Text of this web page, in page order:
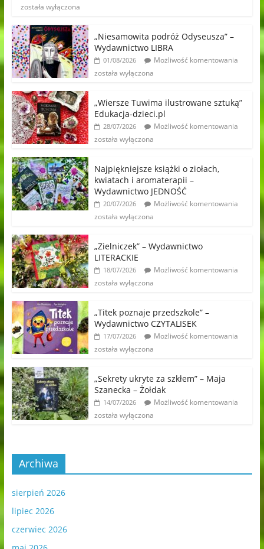
została wyłączona
„Niesamowita podróż Odyseusza” –
Wydawnictwo LIBRA
01/08/2026
Możliwość komentowania
została wyłączona
„Wiersze Tuwima ilustrowane sztuką”
Edukacja-dzieci.pl
28/07/2026
Możliwość komentowania
została wyłączona
Najpiękniejsze książki o ziołach,
kwiatach i aromaterapii –
Wydawnictwo JEDNOŚĆ
20/07/2026
Możliwość komentowania
została wyłączona
„Zielniczek” – Wydawnictwo
LITERACKIE
18/07/2026
Możliwość komentowania
została wyłączona
„Titek poznaje przedszkole” –
Wydawnictwo CZYTALISEK
17/07/2026
Możliwość komentowania
została wyłączona
„Sekrety ukryte za szkłem” – Maja
Szanecka – Żołdak
14/07/2026
Możliwość komentowania
została wyłączona
Archiwa
sierpień 2026
lipiec 2026
czerwiec 2026